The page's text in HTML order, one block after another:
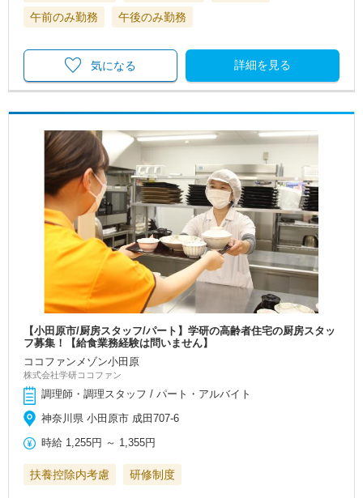
午前のみ勤務
午後のみ勤務
詳細を見る
気になる
【小田原市/厨房スタッフ/パート】学研の高齢者住宅の厨房スタッ
フ募集！【給食業務経験は問いません】
ココファンメゾン小田原
株式会社学研ココファン
調理師・調理スタッフ / パート・アルバイト
神奈川県 小田原市 成田707-6
時給 1,255円 ～ 1,355円
扶養控除内考慮 研修制度